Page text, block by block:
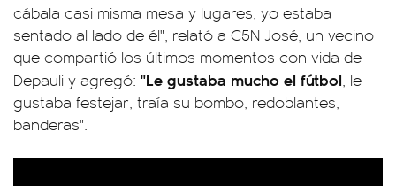
cábala casi misma mesa y lugares, yo estaba
sentado al lado de él", relató a C5N José, un vecino
que compartió los últimos momentos con vida de
Depauli y agregó: "Le gustaba mucho el fútbol, le
gustaba festejar, traía su bombo, redoblantes,
banderas".